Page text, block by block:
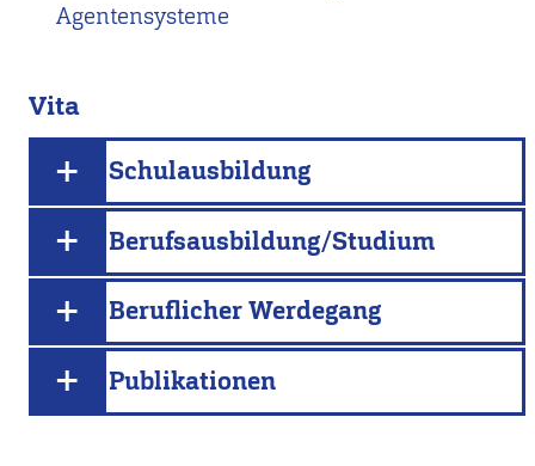
Agentensysteme
Vita
Schulausbildung
Berufsausbildung/Studium
Beruflicher Werdegang
Publikationen